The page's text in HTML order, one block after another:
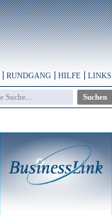
RUNDGANG HILFE LINKS